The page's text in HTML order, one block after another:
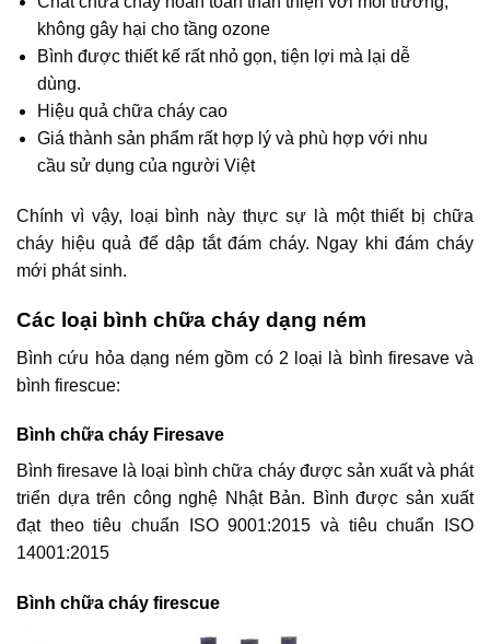
không gây hại cho tầng ozone
Bình được thiết kế rất nhỏ gọn, tiện lợi mà lại dễ
dùng.
Hiệu quả chữa cháy cao
Giá thành sản phẩm rất hợp lý và phù hợp với nhu
cầu sử dụng của người Việt
Chính vì vậy, loại bình này thực sự là một thiết bị chữa
cháy hiệu quả để dập tắt đám cháy. Ngay khi đám cháy
mới phát sinh.
Các loại bình chữa cháy dạng ném
Bình cứu hỏa dạng ném gồm có 2 loại là bình firesave và
bình firescue:
Bình chữa cháy Firesave
Bình firesave là loại bình chữa cháy được sản xuất và phát
triển dựa trên công nghệ Nhật Bản. Bình được sản xuất
đạt theo tiêu chuẩn ISO 9001:2015 và tiêu chuẩn ISO
14001:2015
Bình chữa cháy firescue